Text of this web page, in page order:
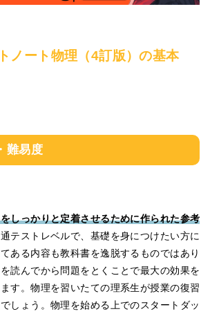
ノート物理（4訂版）の基本
難易度
しっかりと定着させるために作られた参考
テストレベルで、基礎を身につけたい方に
ある内容も教科書を逸脱するものではあり
読んでから問題をとくことで最大の効果を
す。物理を習いたての理系生が授業の復習
しょう。物理を始める上でのスタートダッ